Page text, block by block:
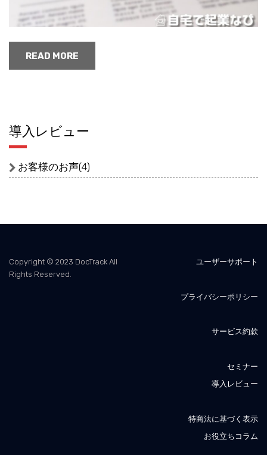
READ MORE
導入レビュー
お客様のお声(4)
Copyright © 2023 DocTrack All
Rights Reserved.
ユーザーサポート
プライバシーポリシー
サービス約款
セミナー
導入レビュー
特商法に基づく表示
お役立ちコラム